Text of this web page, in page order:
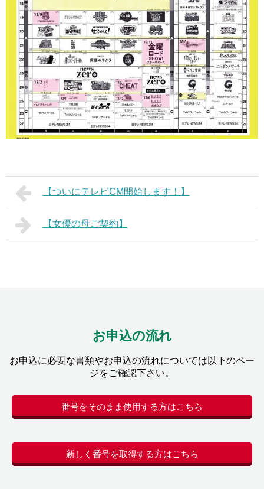
【ついにテレビCM開始します！】
【女優の母ご契約】
お申込の流れ
お申込に必要な書類やお申込の流れについては以下のペー
ジをご確認下さい。
番号をそのまま使用する方はこちら
新しく番号を取得する方はこちら